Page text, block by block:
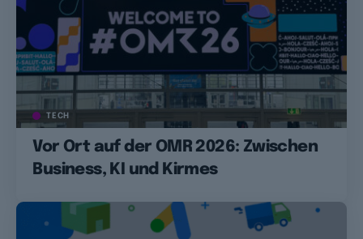
TECH
Vor Ort auf der OMR 2026: Zwischen
Business, KI und Kirmes